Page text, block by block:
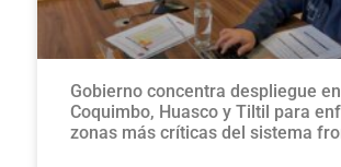
Gobierno concentra despliegue en
Coquimbo, Huasco y Tiltil para
zonas más críticas del sistema